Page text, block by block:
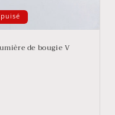
de bougie V